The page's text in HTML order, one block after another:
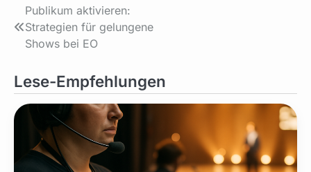
Beitragsnavigation
Publikum aktivieren:
Strategien für gelungene
Shows bei EO
Lese-Empfehlungen